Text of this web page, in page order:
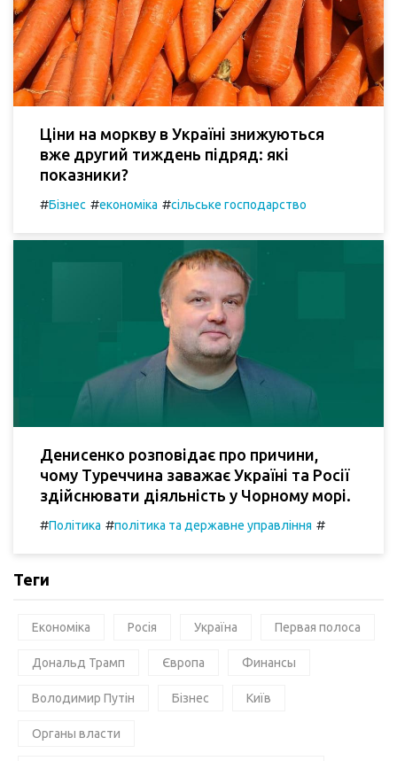
Ціни на моркву в Україні знижуються
вже другий тиждень підряд: які
показники?
#Бізнес #економіка #сільське господарство
Денисенко розповідає про причини,
чому Туреччина заважає Україні та Росії
здійснювати діяльність у Чорному морі.
#Політика #політика та державне управління #
Теги
Економіка Росія Україна Первая полоса
Дональд Трамп Європа Финансы
Володимир Путін Бізнес Київ
Органы власти